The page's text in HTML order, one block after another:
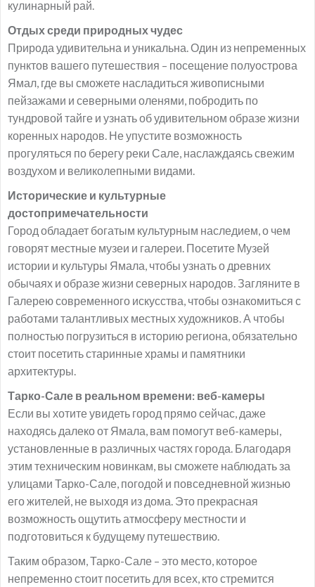
кулинарный рай.
Отдых среди природных чудес
Природа удивительна и уникальна. Один из непременных
пунктов вашего путешествия – посещение полуострова
Ямал, где вы сможете насладиться живописными
пейзажами и северными оленями, побродить по
тундровой тайге и узнать об удивительном образе жизни
коренных народов. Не упустите возможность
прогуляться по берегу реки Сале, наслаждаясь свежим
воздухом и великолепными видами.
Исторические и культурные
достопримечательности
Город обладает богатым культурным наследием, о чем
говорят местные музеи и галереи. Посетите Музей
истории и культуры Ямала, чтобы узнать о древних
обычаях и образе жизни северных народов. Загляните в
Галерею современного искусства, чтобы ознакомиться с
работами талантливых местных художников. А чтобы
полностью погрузиться в историю региона, обязательно
стоит посетить старинные храмы и памятники
архитектуры.
Тарко-Сале в реальном времени: веб-камеры
Если вы хотите увидеть город прямо сейчас, даже
находясь далеко от Ямала, вам помогут веб-камеры,
установленные в различных частях города. Благодаря
этим техническим новинкам, вы сможете наблюдать за
улицами Тарко-Сале, погодой и повседневной жизнью
его жителей, не выходя из дома. Это прекрасная
возможность ощутить атмосферу местности и
подготовиться к будущему путешествию.
Таким образом, Тарко-Сале – это место, которое
непременно стоит посетить для всех, кто стремится